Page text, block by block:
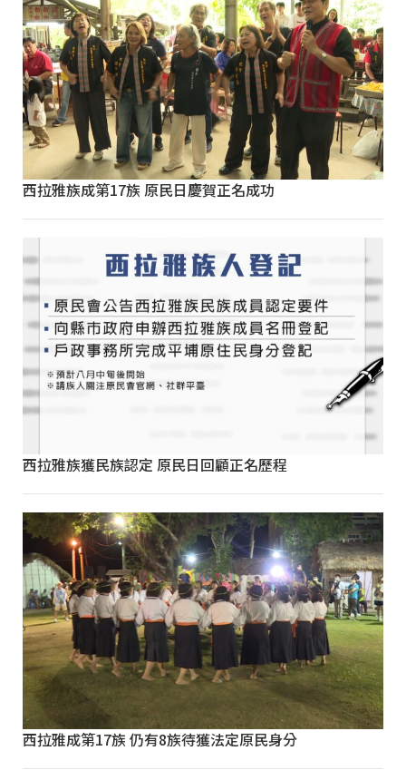
西拉雅族成第17族 原民日慶賀正名成功
西拉雅族獲民族認定 原民日回顧正名歷程
西拉雅成第17族 仍有8族待獲法定原民身分